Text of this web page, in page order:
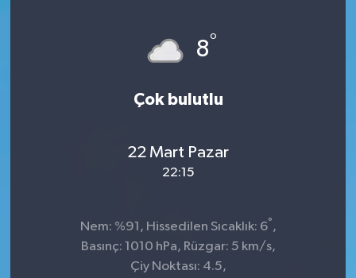
8°
Çok bulutlu
22 Mart Pazar
22:15
Nem: %91, Hissedilen Sıcaklık: 6° ,
Basınç: 1010 hPa, Rüzgar: 5 km/s,
Çiy Noktası: 4.5,